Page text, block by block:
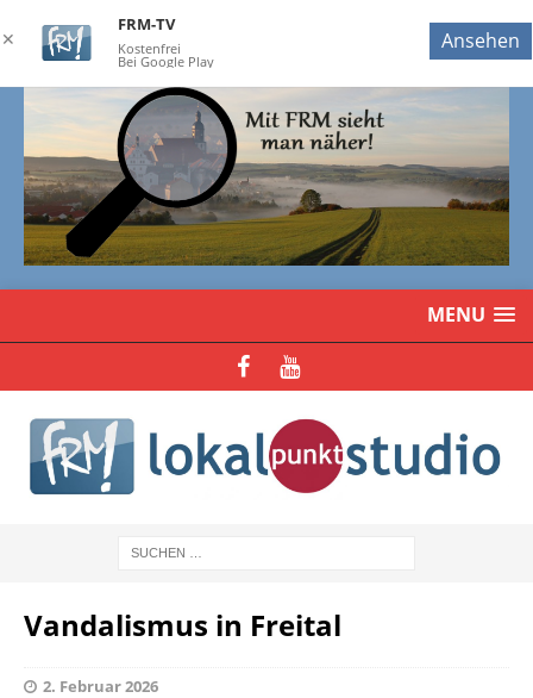
MENU
Vandalismus in Freital
2. Februar 2026
✕
FRM-TV
Kostenfrei
Bei Google Play
Ansehen